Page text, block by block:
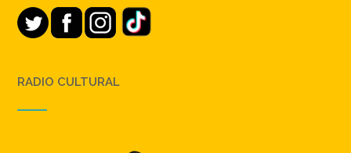
RADIO CULTURAL